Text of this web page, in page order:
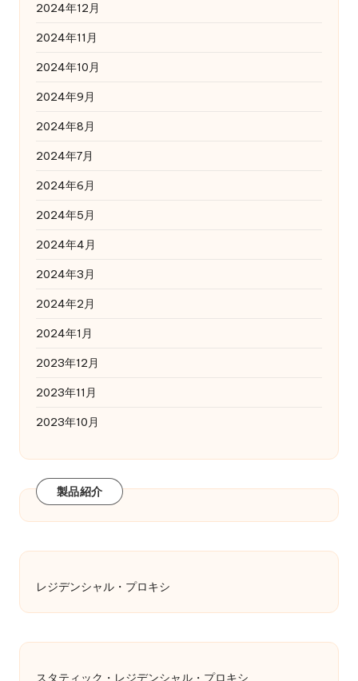
2024年12月
2024年11月
2024年10月
2024年9月
2024年8月
2024年7月
2024年6月
2024年5月
2024年4月
2024年3月
2024年2月
2024年1月
2023年12月
2023年11月
2023年10月
製品紹介
レジデンシャル・プロキシ
スタティック・レジデンシャル・プロキシ